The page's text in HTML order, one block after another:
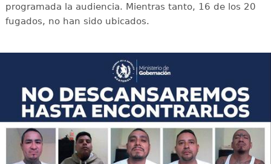
programada la audiencia. Mientras tanto, 16 de los 20
fugados, no han sido ubicados.